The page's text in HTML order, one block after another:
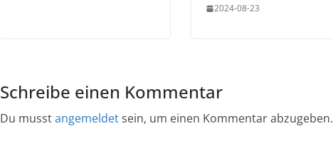
2024-08-23
Schreibe einen Kommentar
Du musstangemeldetsein, um einen Kommentar abzugeben.